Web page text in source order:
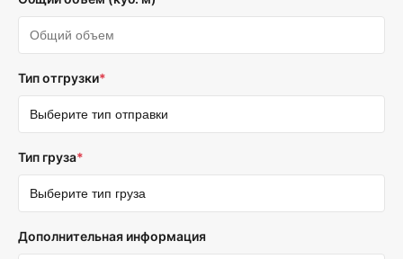
Тип отгрузки*
Тип груза*
Дополнительная информация